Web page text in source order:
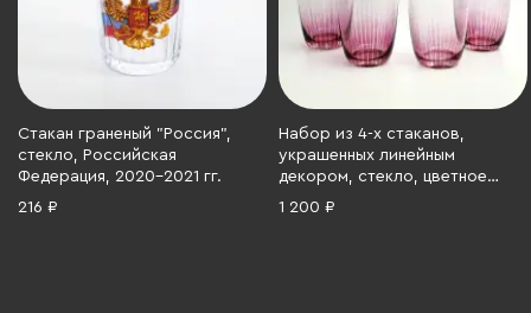
Стакан граненый "Россия",
стекло, Российская
Федерация, 2020-2021 гг.
216 ₽
Набор из 4-х стаканов,
украшенных линейным
декором, стекло, цветное
стекло, СССР, 1970-1990 гг.
1 200 ₽